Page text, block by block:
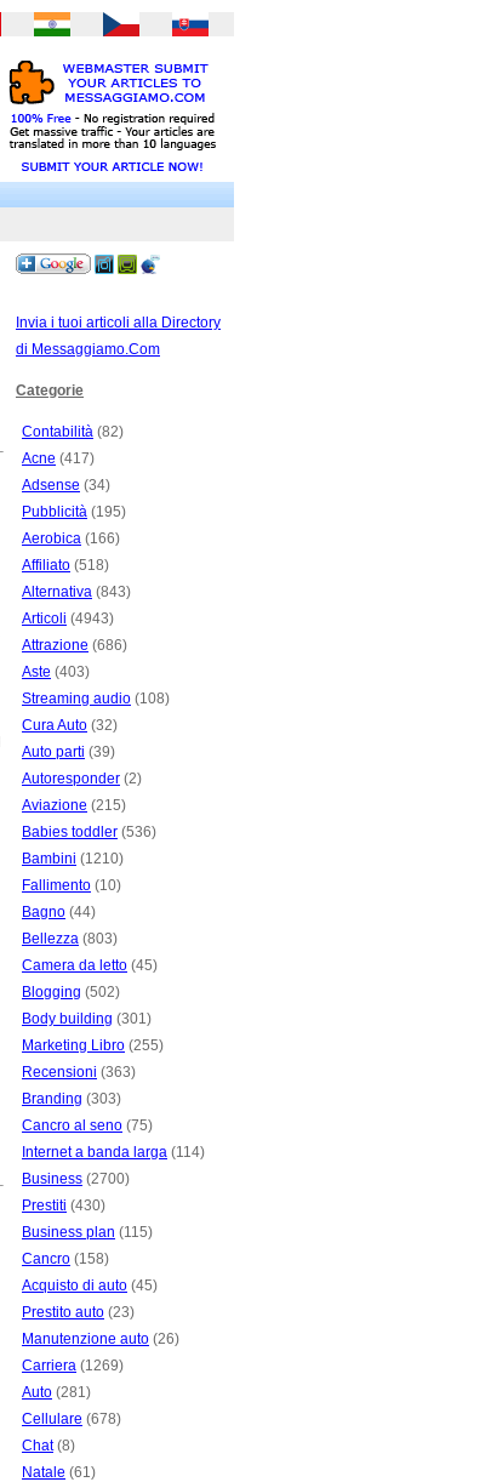
Invia i tuoi articoli alla Directory
di Messaggiamo.Com
Categorie
Contabilità (82)
Acne (417)
Adsense (34)
Pubblicità (195)
Aerobica (166)
Affiliato (518)
Alternativa (843)
Articoli (4943)
Attrazione (686)
Aste (403)
Streaming audio (108)
Cura Auto (32)
Auto parti (39)
Autoresponder (2)
Aviazione (215)
Babies toddler (536)
Bambini (1210)
Fallimento (10)
Bagno (44)
Bellezza (803)
Camera da letto (45)
Blogging (502)
Body building (301)
Marketing Libro (255)
Recensioni (363)
Branding (303)
Cancro al seno (75)
Internet a banda larga (114)
Business (2700)
Prestiti (430)
Business plan (115)
Cancro (158)
Acquisto di auto (45)
Prestito auto (23)
Manutenzione auto (26)
Carriera (1269)
Auto (281)
Cellulare (678)
Chat(8)
Natale (61)